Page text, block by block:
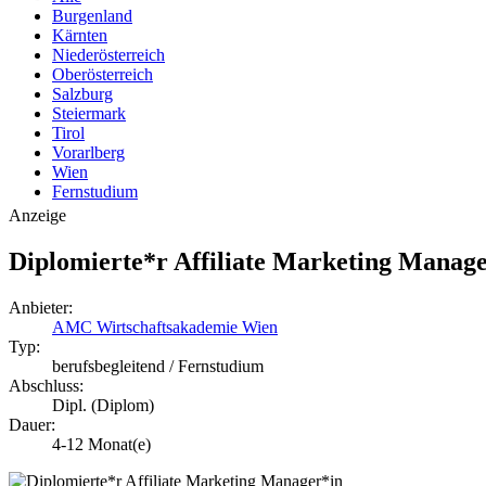
Burgenland
Kärnten
Niederösterreich
Oberösterreich
Salzburg
Steiermark
Tirol
Vorarlberg
Wien
Fernstudium
Anzeige
Diplomierte*r Affiliate Marketing
Anbieter:
AMC Wirtschaftsakademie Wien
Typ:
berufsbegleitend / Fernstudium
Abschluss:
Dipl. (Diplom)
Dauer:
4-12 Monat(e)